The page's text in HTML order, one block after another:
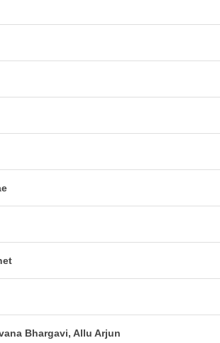
Bhargavi, Allu Arjun